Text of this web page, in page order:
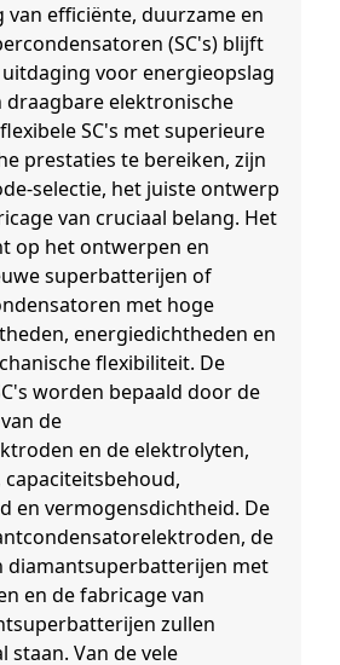
van efficiënte, duurzame en
(SC's) blijft
voor energieopslag
draagbare elektronische
SC's met superieure
prestaties te bereiken, zijn
selectie, het juiste ontwerp
van cruciaal belang. Het
op het ontwerpen en
superbatterijen of
met hoge
energiedichtheden en
flexibiliteit. De
worden bepaald door de
de
en de elektrolyten,
en vermogensdichtheid. De
de
diamantsuperbatterijen met
en de fabricage van
zullen
staan. Van de vele